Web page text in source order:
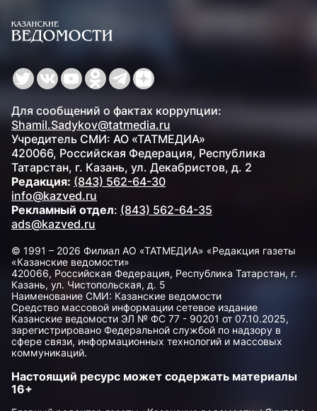
Для сообщений о фактах коррупции:
Shamil.Sadykov@tatmedia.ru
Учредитель СМИ: АО «ТАТМЕДИА»
420066, Российская Федерация, Республика
Татарстан, г. Казань, ул. Декабристов, д. 2
Редакция: (843) 562-64-30
info@kazved.ru
Рекламный отдел: (843) 562-64-35
ads@kazved.ru
© 1991 – 2026 Филиал АО «ТАТМЕДИА» «Редакция газеты
«Казанские ведомости»
420066, Российская Федерация, Республика Татарстан, г.
Казань, ул. Чистопольская, д. 5
Наименование СМИ: Казанские ведомости
Средство массовой информации сетевое издание
Казанские ведомости ЭЛ № ФС 77 - 90201 от 07.10.2025,
зарегистрировано Федеральной службой по надзору в
сфере связи, информационных технологий и массовых
коммуникаций.
Настоящий ресурс может содержать материалы
16+